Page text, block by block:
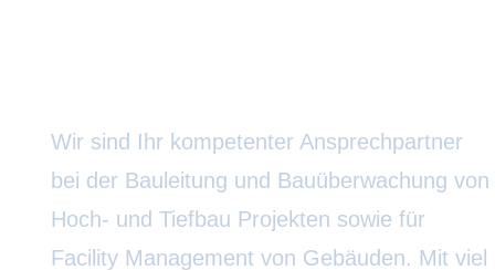
Wir sind Ihr kompetenter Ansprechpartner
bei der Bauleitung und Bauüberwachung von
Hoch- und Tiefbau Projekten sowie für
Facility Management von Gebäuden. Mit viel